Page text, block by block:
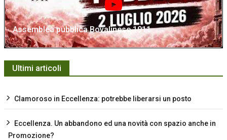
Assemblea pubblica Bovalinese 1911
Ultimi articoli
Clamoroso in Eccellenza: potrebbe liberarsi un posto
Eccellenza. Un abbandono ed una novità con spazio anche in
Promozione?